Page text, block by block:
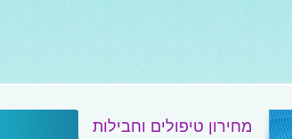
מחירון טיפולים וחבילות